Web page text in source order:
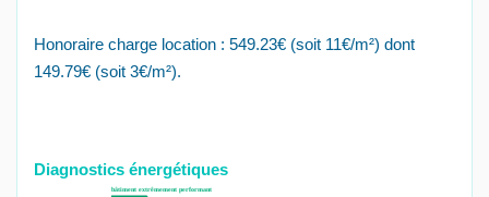
Honoraire charge location : 549.23€ (soit 11€/m²) dont
149.79€ (soit 3€/m²).
Diagnostics énergétiques